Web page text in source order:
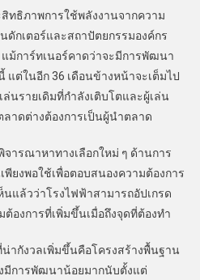
ภาพการใช้พลังงานจากความ
ดักเตอร์และสถาปัตยกรรมองค์กร
ม้การ์ทเนอร์คาดว่าจะมีการพัฒนา
แต่ในอีก 36 เดือนข้างหน้าจะเต็มไป
ล่นรายเดิมที่กำลังเติบโตและผู้เล่น
าดต่างต้องการเป็นผู้นำตลาด
ณาหาทางเลือกใหม่ ๆ ด้านการ
พียงพอใช้เพื่อตอบสนองความต้องการ
แล้วว่าโรงไฟฟ้าสามารถอัปเกรด
ต้องการที่เพิ่มขึ้นเมื่อถึงจุดที่ต้องทำ
งวลเพิ่มขึ้นคือโครงสร้างพื้นฐาน
มีการพัฒนาน้อยมากนับตั้งแต่